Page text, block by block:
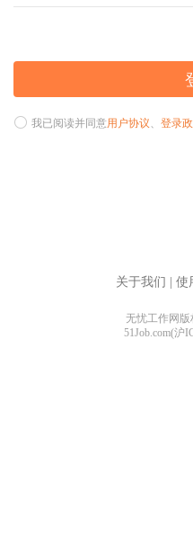
我已阅读并同意用户协议、 登录
关于我们 使
无忧工作网版
51Job.com(沪